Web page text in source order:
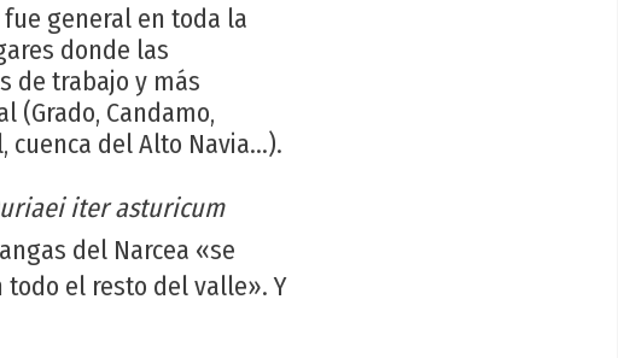
general en toda la
donde las
de trabajo y más
(Grado, Candamo,
cuenca del Alto Navia...).
iter asturicum
del Narcea «se
todo el resto del valle». Y